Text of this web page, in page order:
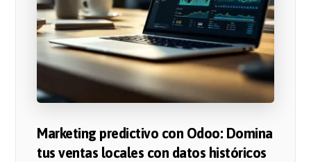
Marketing predictivo con Odoo: Domina
tus ventas locales con datos históricos